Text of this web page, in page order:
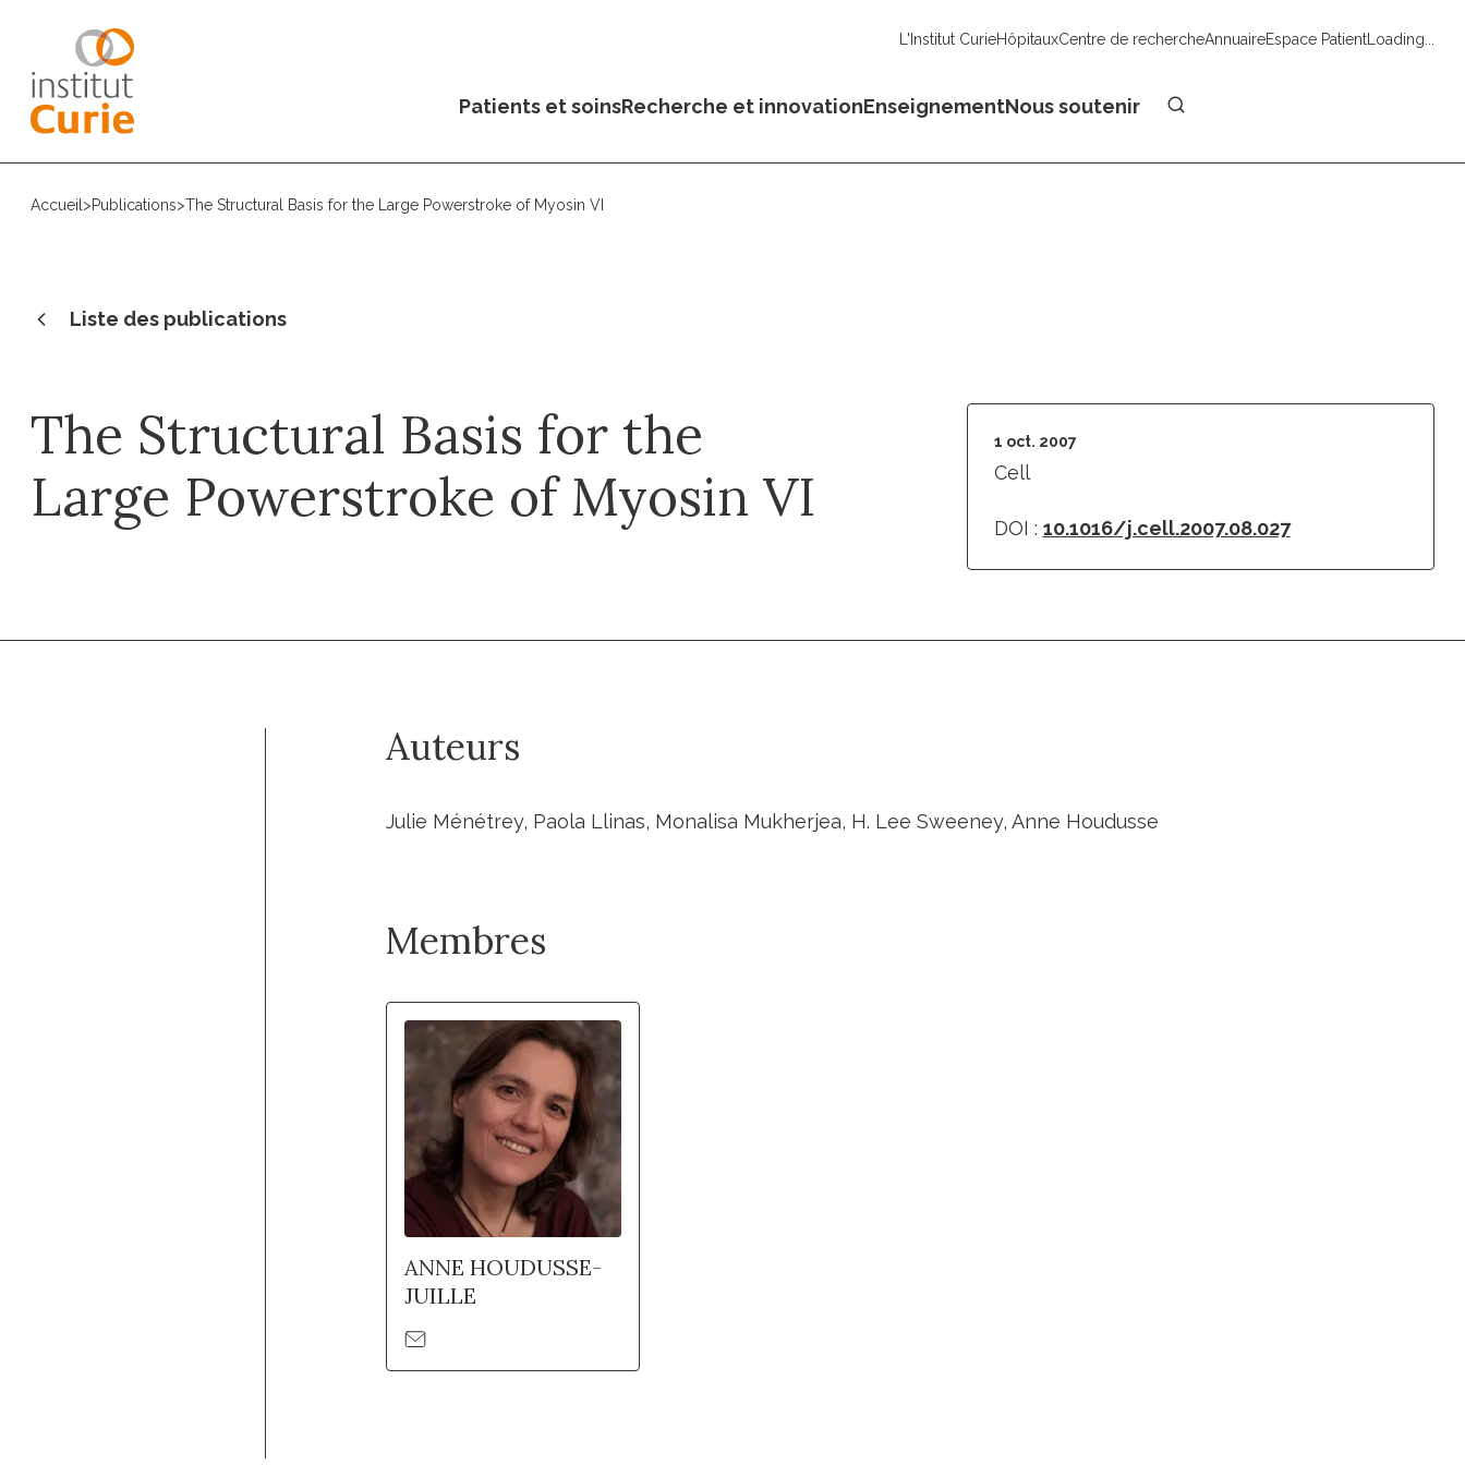
L'Institut CurieHôpitauxCentre de rechercheAnnuaireEspace PatientLoading...
Patients et soinsRecherche et innovationEnseignementNous soutenir
Accueil >Publications>The Structural Basis for the Large Powerstroke of Myosin VI
Liste des publications
The Structural Basis for the
Large Powerstroke of Myosin VI
1 oct. 2007
Cell
DOI : 10.1016/j.cell.2007.08.027
Auteurs
Julie Ménétrey, Paola Llinas, Monalisa Mukherjea, H. Lee Sweeney, Anne Houdusse
Membres
ANNE HOUDUSSE-
JUILLE